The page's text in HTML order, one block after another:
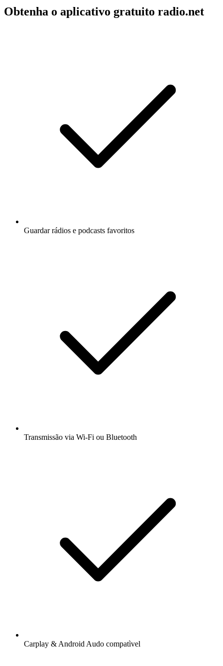
Obtenha o aplicativo gratuito radio.net
Guardar rádios e podcasts favoritos
Transmissão via Wi-Fi ou Bluetooth
Carplay & Android Audo compatìvel